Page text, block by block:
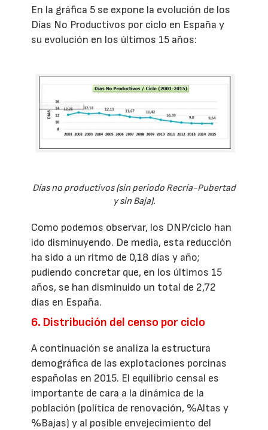
En la gráfica 5 se expone la evolución de los
Días No Productivos por ciclo en España y
su evolución en los últimos 15 años:
Días no productivos (sin periodo Recría-Pubertad
y sin Baja).
Como podemos observar, los DNP/ciclo han
ido disminuyendo. De media, esta reducción
ha sido a un ritmo de 0,18 días y año;
pudiendo concretar que, en los últimos 15
años, se han disminuido un total de 2,72
días en España.
6. Distribución del censo por ciclo
A continuación se analiza la estructura
demográfica de las explotaciones porcinas
españolas en 2015. El equilibrio censal es
importante de cara a la dinámica de la
población (política de renovación, %Altas y
%Bajas) y al posible envejecimiento del